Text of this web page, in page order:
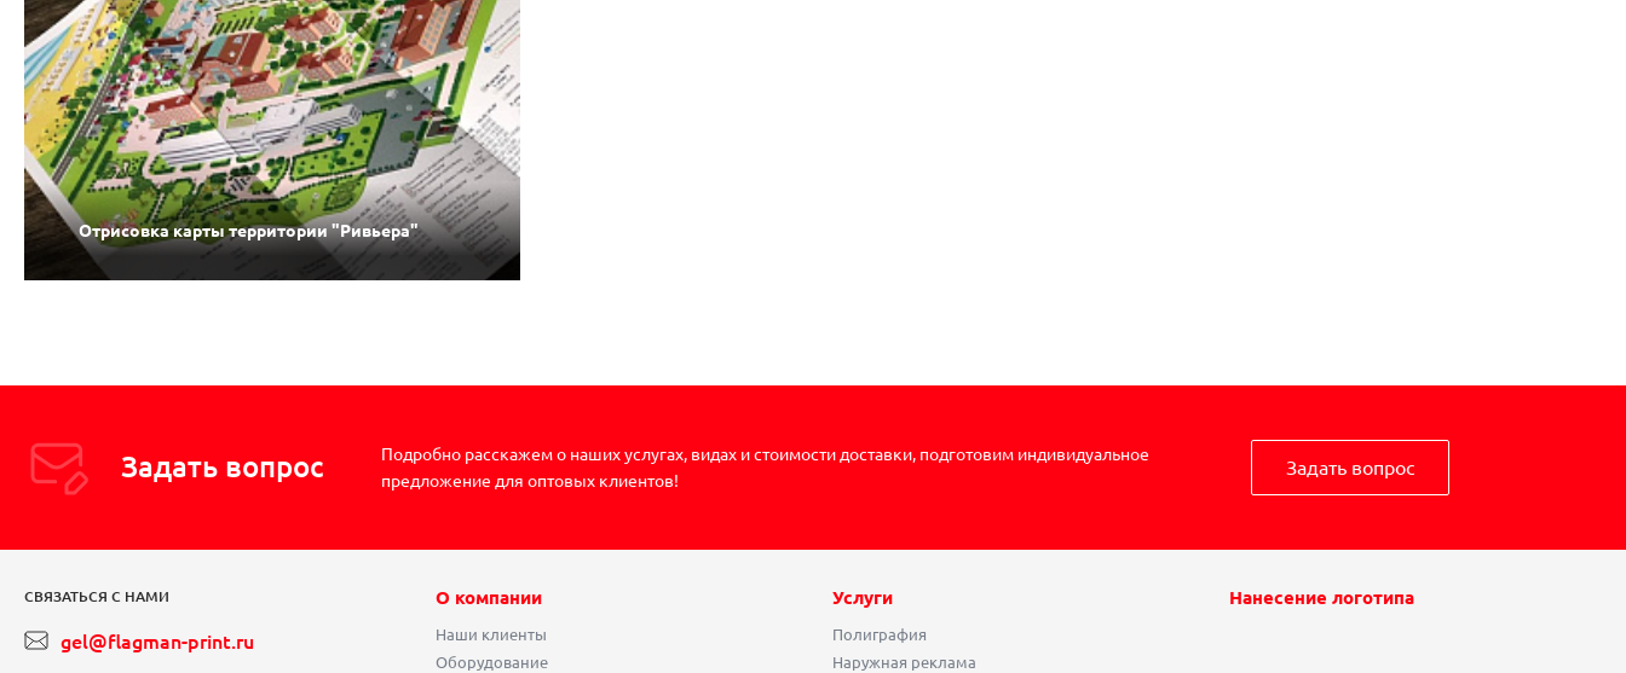
Отрисовка карты территории "Ривьера"
Задать вопрос
Подробно расскажем о наших услугах, видах и стоимости доставки, подготовим индивидуальное
предложение для оптовых клиентов!
Задать вопрос
СВЯЗАТЬСЯ С НАМИ
gel@flagman-print.ru
О компании
Наши клиенты
Оборудование
Услуги
Полиграфия
Наружная реклама
Нанесение логотипа